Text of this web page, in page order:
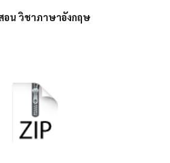
อน วิชาภาษาอังกฤษ